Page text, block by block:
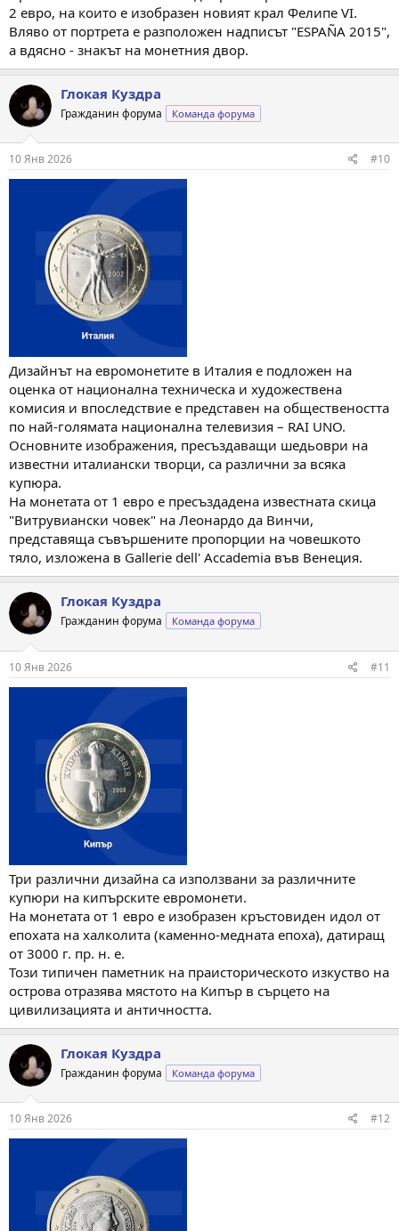
2 евро, на които е изобразен новият крал Фелипе VІ.
Вляво от портрета е разположен надписът "ESPAÑA 2015",
а вдясно - знакът на монетния двор.
Глокая Куздра
Гражданин форума Команда форума
10 Янв 2026 #10
Дизайнът на евромонетите в Италия е подложен на
оценка от национална техническа и художествена
комисия и впоследствие е представен на обществеността
по най-голямата национална телевизия – RAI UNO.
Основните изображения, пресъздаващи шедьоври на
известни италиански творци, са различни за всяка
купюра.
На монетата от 1 евро е пресъздадена известната скица
"Витрувиански човек" на Леонардо да Винчи,
представяща съвършените пропорции на човешкото
тяло, изложена в Gallerie dell' Accademia във Венеция.
Глокая Куздра
Гражданин форума Команда форума
10 Янв 2026 #11
Три различни дизайна са използвани за различните
купюри на кипърските евромонети.
На монетата от 1 евро е изобразен кръстовиден идол от
епохата на халколита (каменно-медната епоха), датиращ
от 3000 г. пр. н. е.
Този типичен паметник на праисторическото изкуство на
острова отразява мястото на Кипър в сърцето на
цивилизацията и античността.
Глокая Куздра
Гражданин форума Команда форума
10 Янв 2026 #12